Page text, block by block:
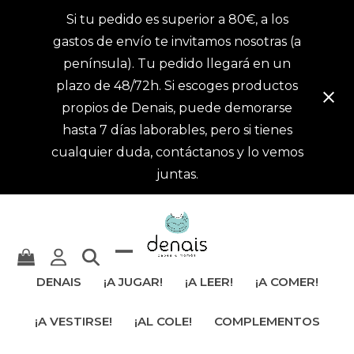
Si tu pedido es superior a 80€, a los
gastos de envío te invitamos nosotras (a
península). Tu pedido llegará en un
plazo de 48/72h. Si escoges productos
propios de Denais, puede demorarse
hasta 7 días laborables, pero si tienes
cualquier duda, contáctanos y lo vemos
juntas.
ocultar
móvil
DENAIS ¡A JUGAR! ¡A LEER! ¡A COMER!
¡A VESTIRSE! ¡AL COLE! COMPLEMENTOS